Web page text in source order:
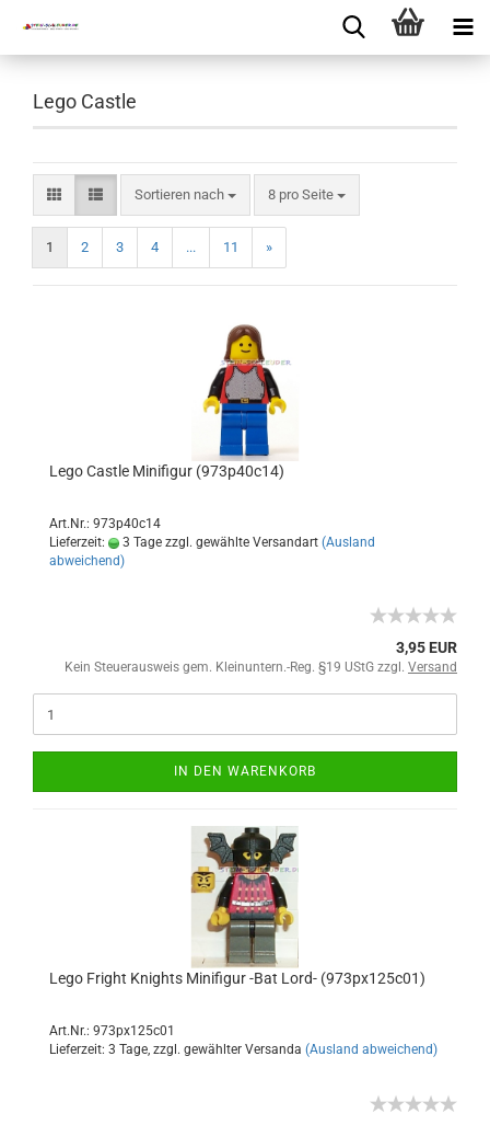
Lego Castle
Sortieren nach 8 pro Seite
1 2 3 4 ... 11 »
Lego Castle Minifigur (973p40c14)
Art.Nr.: 973p40c14
Lieferzeit:
3 Tage zzgl. gewählte Versandart (Ausland
abweichend)
3,95 EUR
Kein Steuerausweis gem. Kleinuntern.-Reg. §19 UStG zzgl. Versand
IN DEN WARENKORB
Lego Fright Knights Minifigur -Bat Lord- (973px125c01)
Art.Nr.: 973px125c01
Lieferzeit: 3 Tage, zzgl. gewählter Versanda (Ausland abweichend)